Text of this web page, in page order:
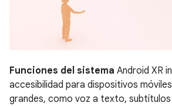
Funciones del sistema Android XR
accesibilidad para dispositivos
grandes, como voz a texto,